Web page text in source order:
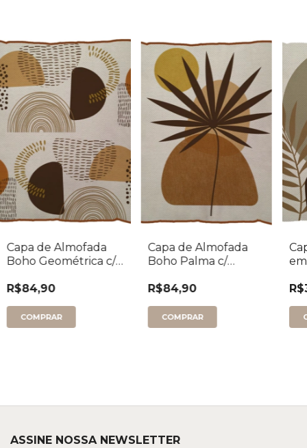
Capa de Almofada
Boho Geométrica c/
R$84,90
Capa de Almofada
Boho Palma c/
R$84,90
ASSINE NOSSA NEWSLETTER